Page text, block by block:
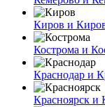
Киров и
Кострома и
Краснодар и
Красноярск и